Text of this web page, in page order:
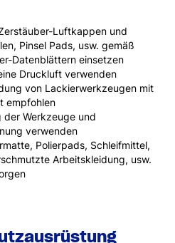
Luftkappen und
Pinsel Pads, usw. gemäß
Datenblättern einsetzen
Druckluft verwenden
von Lackierwerkzeugen mit
empfohlen
der Werkzeuge und
verwenden
Polierpads, Schleifmittel,
Arbeitskleidung, usw.